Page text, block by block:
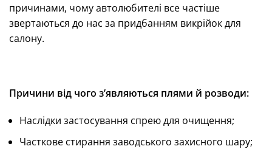
причинами, чому автолюбителі все частіше
звертаються до нас за придбанням викрійок для
салону.
Причини від чого з’являються плями й розводи:
Наслідки застосування спрею для очищення;
Часткове стирання заводського захисного шару;